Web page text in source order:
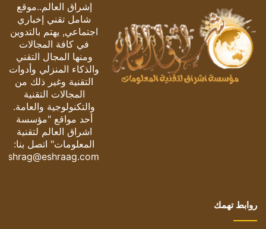
إشراق العالم..موقع
شامل تقني إخباري
اجتماعي, يهتم بالتدوين
في كافة المجالات
ومنها المجال التقني
والذكاء المنزلي وأدوات
التقنية وغير ذلك من
المجالات التقنية
والتكنولوجية والعامة.
أحد مواقع "مؤسسة
اشراق العالم لتقنية
المعلومات" اتصل بنا:
eshrag@eshraag.com
روابط تهمك